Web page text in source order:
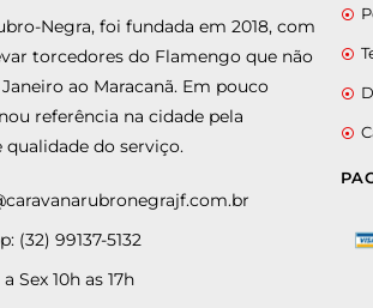
Negra, foi fundada em 2018, com
torcedores do Flamengo que não
ao Maracanã. Em pouco
referência na cidade pela
qualidade do serviço.
(32) 99137-5132
Sex 10h as 17h